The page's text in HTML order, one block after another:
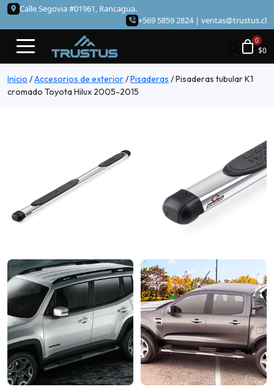
Calle Segovia #01961, Rancagua.
+569 5859 2824 | ventas@trustus.cl
$0
Inicio /Accesorios de exterior/Pisaderas /Pisaderas tubular K1
cromado Toyota Hilux 2005-2015